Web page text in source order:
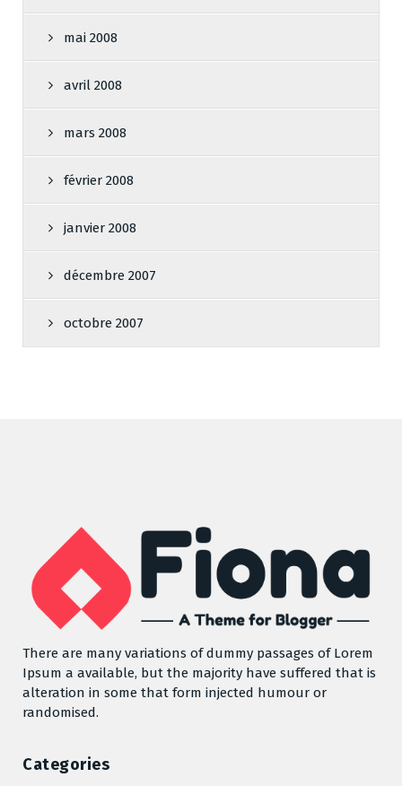
mai 2008
avril 2008
mars 2008
février 2008
janvier 2008
décembre 2007
octobre 2007
There are many variations of dummy passages of Lorem
Ipsum a available, but the majority have suffered that is
alteration in some that form injected humour or
randomised.
Categories